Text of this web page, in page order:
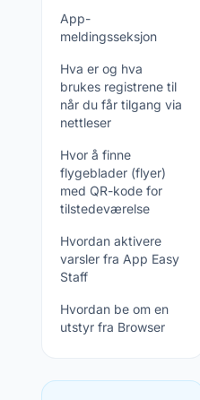
App-
meldingsseksjon
Hva er og hva
brukes registrene til
når du får tilgang via
nettleser
Hvor å finne
flygeblader (flyer)
med QR-kode for
tilstedeværelse
Hvordan aktivere
varsler fra App Easy
Staff
Hvordan be om en
utstyr fra Browser